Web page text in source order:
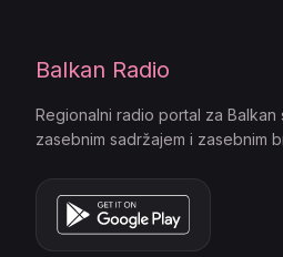
Balkan Radio
Regionalni radio portal za Balkan
zasebnim sadržajem i zasebnim